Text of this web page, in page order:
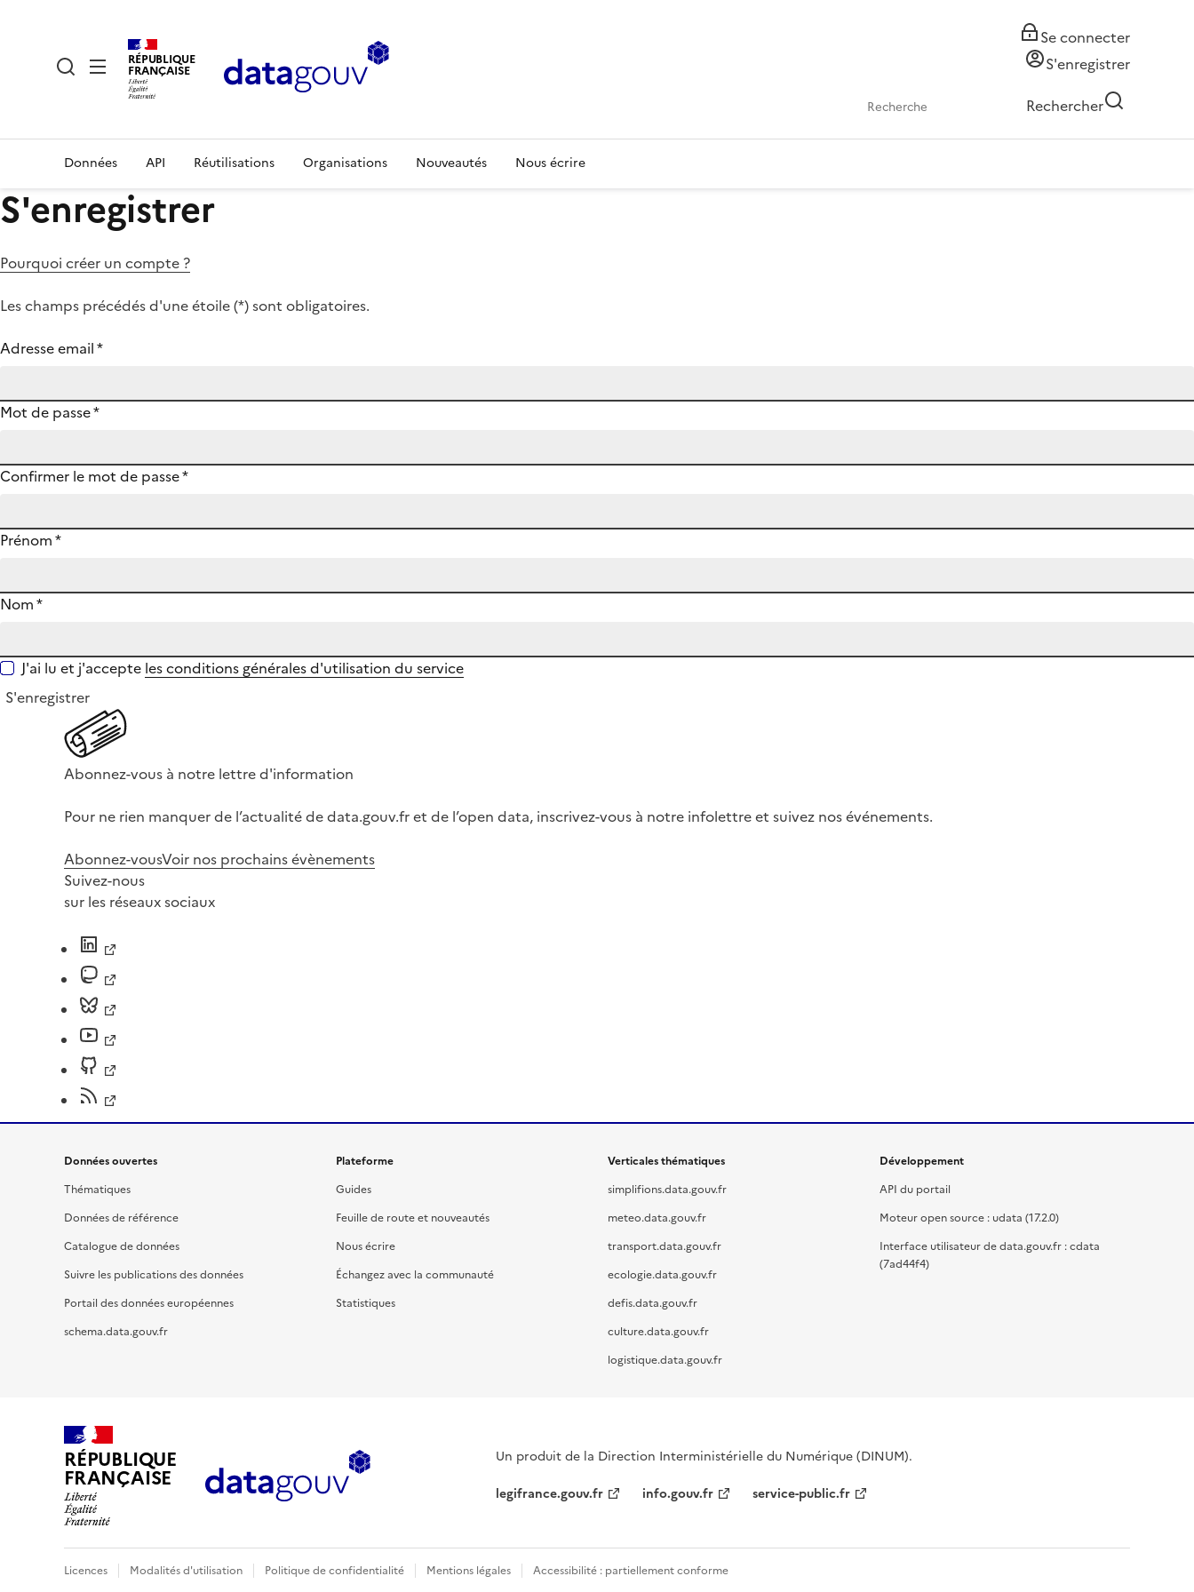
RÉPUBLIQUE
FRANÇAISE
Se connecter
S'enregistrer
Rechercher
Données API Réutilisations Organisations Nouveautés Nous écrire
S'enregistrer
Pourquoi créer un compte ?
Les champs précédés d'une étoile (*) sont obligatoires.
Adresse email*
Mot de passe*
Confirmer le mot de passe*
Prénom*
Nom*
J'ai lu et j'accepte les conditions générales d'utilisation du service
S'enregistrer
Abonnez-vous à notre lettre d'information
Pour ne rien manquer de l’actualité de data.gouv.fr et de l’open data, inscrivez-vous à notre infolettre et suivez nos événements.
Abonnez-vousVoir nos prochains évènements
Suivez-nous
sur les réseaux sociaux
Données ouvertes
Thématiques
Données de référence
Catalogue de données
Suivre les publications des données
Portail des données européennes
schema.data.gouv.fr
Plateforme
Guides
Feuille de route et nouveautés
Nous écrire
Échangez avec la communauté
Statistiques
Verticales thématiques
simplifions.data.gouv.fr
meteo.data.gouv.fr
transport.data.gouv.fr
ecologie.data.gouv.fr
defis.data.gouv.fr
culture.data.gouv.fr
logistique.data.gouv.fr
Développement
API du portail
Moteur open source : udata (17.2.0)
Interface utilisateur de data.gouv.fr : cdata
(7ad44f4)
RÉPUBLIQUE
FRANÇAISE
Un produit de la Direction Interministérielle du Numérique (DINUM).
legifrance.gouv.fr
info.gouv.fr service-public.fr
Licences Modalités d'utilisation Politique de confidentialité Mentions légales Accessibilité : partiellement conforme